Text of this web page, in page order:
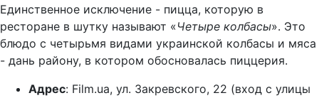
Единственное исключение - пицца, которую в
ресторане в шутку называют «Четыре колбасы». Это
блюдо с четырьмя видами украинской колбасы и мяса
- дань району, в котором обосновалась пиццерия.
Адрес: Film.ua, ул. Закревского, 22 (вход с улицы